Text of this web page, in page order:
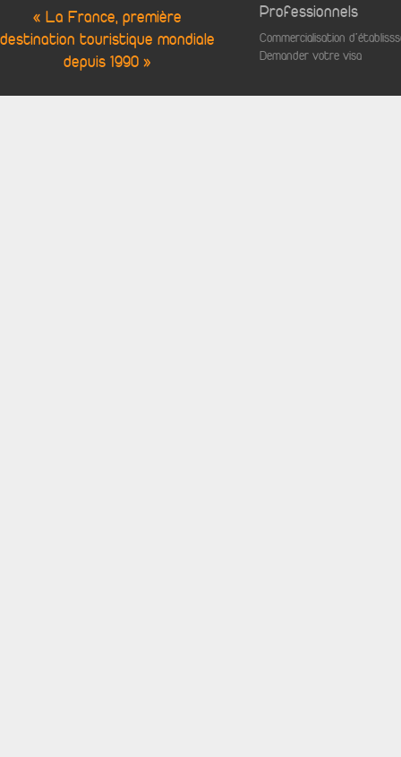
« La France, première
destination touristique mondiale
depuis 1990 »
Professionnels
Commercialisation
Demander votre visa